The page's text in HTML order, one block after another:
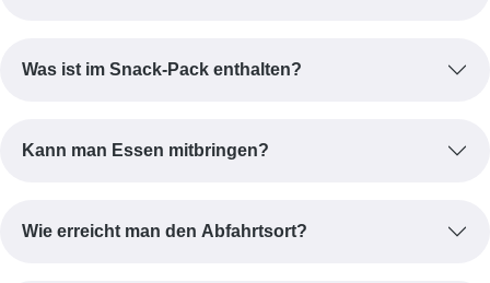
Was ist im Snack-Pack enthalten?
Kann man Essen mitbringen?
Wie erreicht man den Abfahrtsort?